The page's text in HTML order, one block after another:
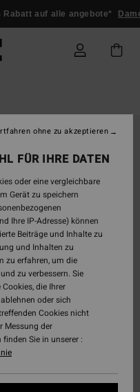
auf alle angebote*
FÜR IHRE DATEN
oder eine vergleichbare
Gerät zu speichern
Ihre IP-Adresse) können
Beiträge und Inhalte zu
und Inhalten zu
zu erfahren, um die
zu verbessern. Sie
die Ihrer
oder sich
Cookies nicht
Messung der
Sie in unserer :
ohne zu akzeptieren